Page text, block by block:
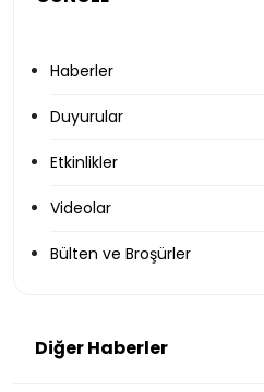
Haberler
Duyurular
Etkinlikler
Videolar
Bülten ve Broşürler
Diğer Haberler